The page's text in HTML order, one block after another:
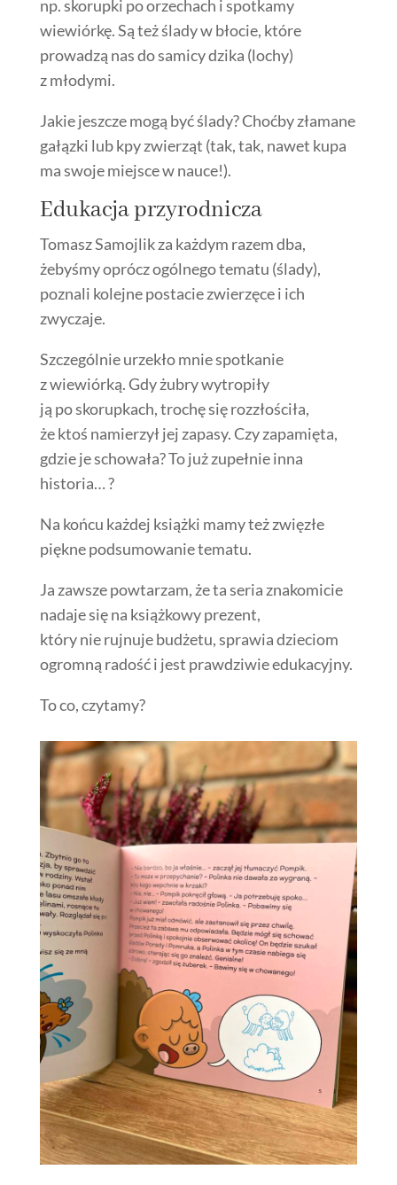
np. skorupki po orzechach i spotkamy
wiewiórkę. Są też ślady w błocie, które
prowadzą nas do samicy dzika (lochy)
z młodymi.
Jakie jeszcze mogą być ślady? Choćby złamane
gałązki lub kpy zwierząt (tak, tak, nawet kupa
ma swoje miejsce w nauce!).
Edukacja przyrodnicza
Tomasz Samojlik za każdym razem dba,
żebyśmy oprócz ogólnego tematu (ślady),
poznali kolejne postacie zwierzęce i ich
zwyczaje.
Szczególnie urzekło mnie spotkanie
z wiewiórką. Gdy żubry wytropiły
ją po skorupkach, trochę się rozzłościła,
że ktoś namierzył jej zapasy. Czy zapamięta,
gdzie je schowała? To już zupełnie inna
historia… ?
Na końcu każdej książki mamy też zwięzłe
piękne podsumowanie tematu.
Ja zawsze powtarzam, że ta seria znakomicie
nadaje się na książkowy prezent,
który nie rujnuje budżetu, sprawia dzieciom
ogromną radość i jest prawdziwie edukacyjny.
To co, czytamy?